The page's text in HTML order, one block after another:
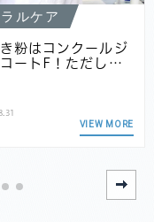
ルケア
粉はコンクールジ
ートF！ただし…
VIEW MORE